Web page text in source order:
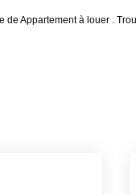
Appartement à louer .